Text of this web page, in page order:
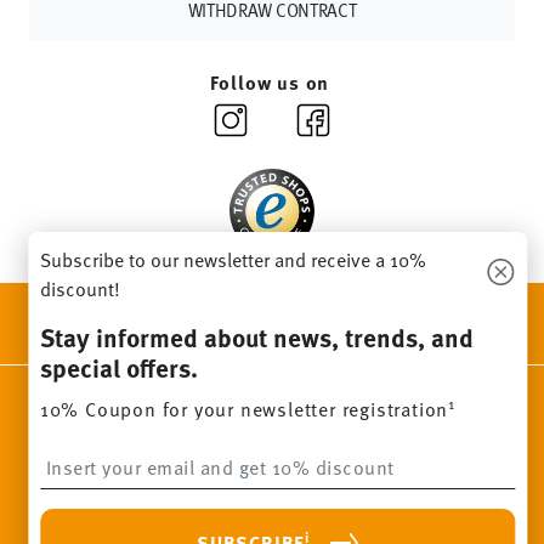
WITHDRAW CONTRACT
Follow us on
Beauty & functionality for your home
Homepage General terms and conditions
Privacy policy
The code can be entered directly during the order process. The
Subscribe to our newsletter and receive a 10%
discount!
Stay informed about news, trends, and
special offers.
10% Coupon for your newsletter registration1
i